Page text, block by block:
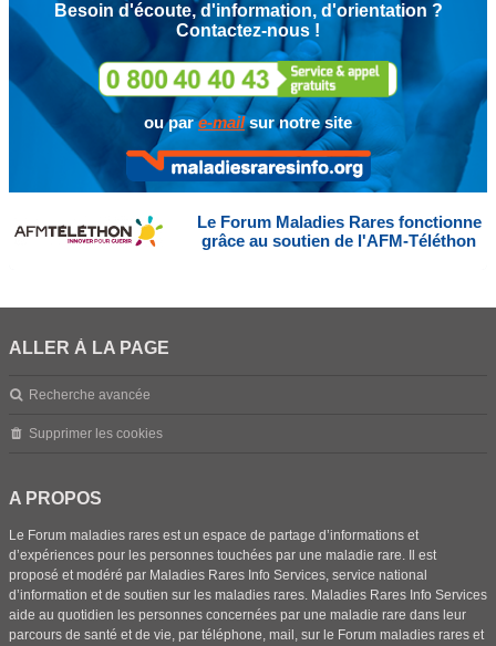
Besoin d'écoute, d'information, d'orientation ?
Contactez-nous !
ou pare-mailsur notre site
Le Forum Maladies Rares fonctionne
grâce au soutien de l'AFM-Téléthon
ALLER À LA PAGE
Recherche avancée
Supprimer les cookies
A PROPOS
Le Forum maladies rares est un espace de partage d’informations et
d’expériences pour les personnes touchées par une maladie rare. Il est
proposé et modéré par Maladies Rares Info Services, service national
d’information et de soutien sur les maladies rares. Maladies Rares Info Services
aide au quotidien les personnes concernées par une maladie rare dans leur
parcours de santé et de vie, par téléphone, mail, sur le Forum maladies rares et